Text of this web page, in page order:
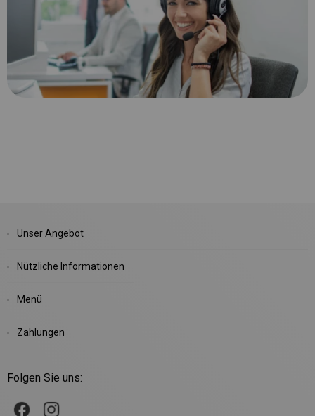
Unser Angebot
Nützliche Informationen
Menü
Zahlungen
Folgen Sie uns: